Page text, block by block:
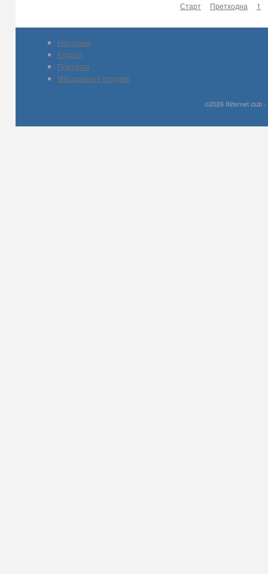
Старт Претходна 1
Насловна
English
Претрага
Mali poslovni program
©2026 INternet club